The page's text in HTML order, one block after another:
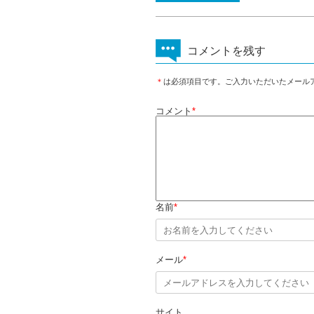
コメントを残す
＊ は必須項目です。ご入力いただいたメール
コメント *
名前*
メール*